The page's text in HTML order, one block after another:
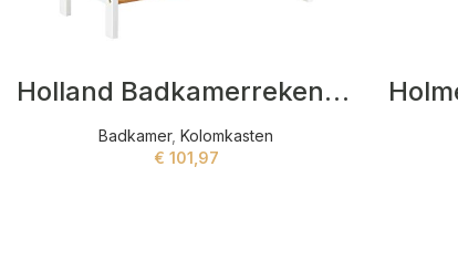
Holland Badkamerreken Wit,Beige
Badkamer, Kolomkasten
€ 101,97